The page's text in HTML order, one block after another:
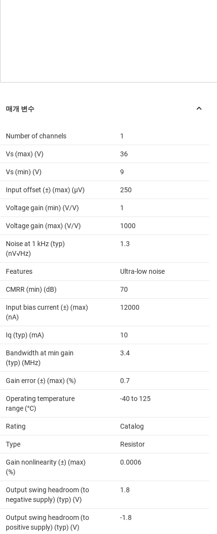
Number of channels 1
Vs (max) (V) 36
Vs (min) (V) 9
Input offset (±) (max) (µV) 250
Voltage gain (min) (V/V) 1
Voltage gain (max) (V/V) 1000
Noise at 1 kHz (typ)
(nV√Hz)
1.3
Features Ultra-low noise
CMRR (min) (dB) 70
Input bias current (±) (max)
(nA)
12000
Iq (typ) (mA) 10
Bandwidth at min gain
(typ) (MHz)
3.4
Gain error (±) (max) (%) 0.7
Operating temperature
range (°C)
-40 to 125
Rating Catalog
Type Resistor
Gain nonlinearity (±) (max)
(%)
0.0006
Output swing headroom (to
negative supply) (typ) (V)
1.8
Output swing headroom (to
positive supply) (typ) (V)
-1.8